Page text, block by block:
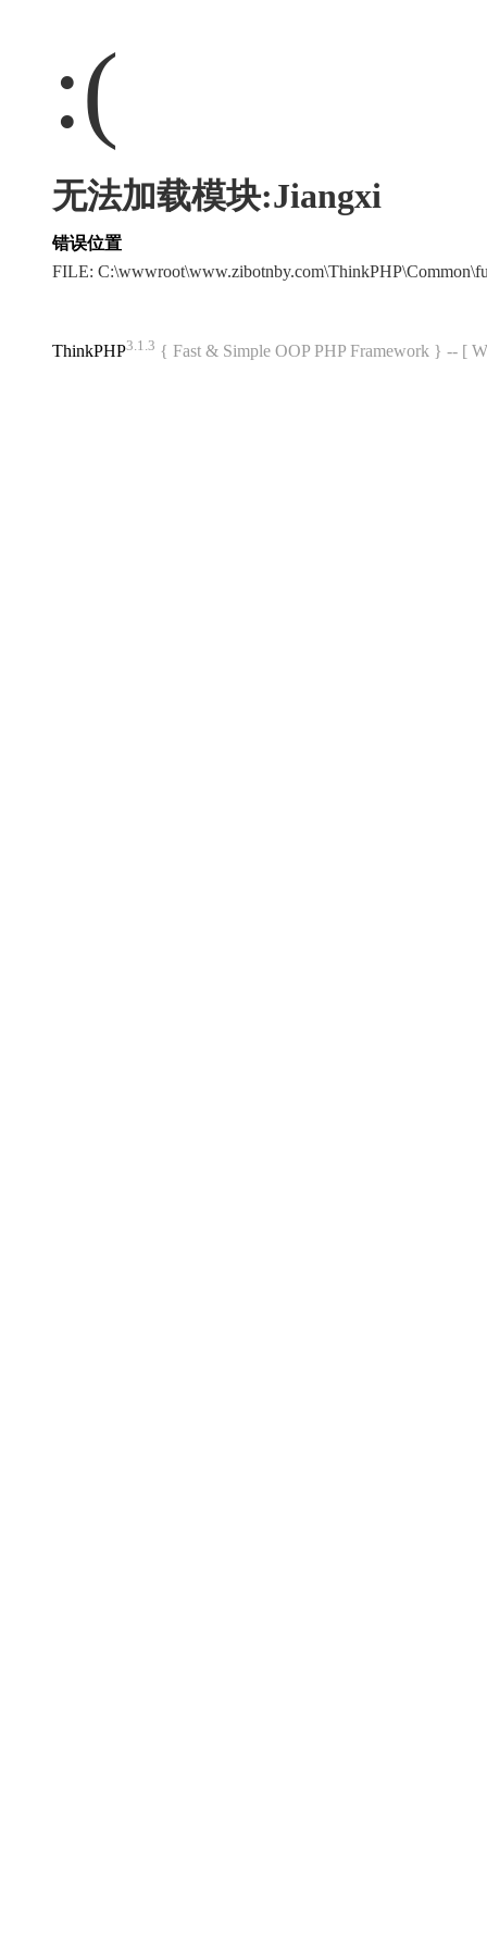
:(
无法加载模块:Jiangxi
错误位置
FILE:
ThinkPHP3.1.3 { Fast & Simple OOP PHP Framework } -- [